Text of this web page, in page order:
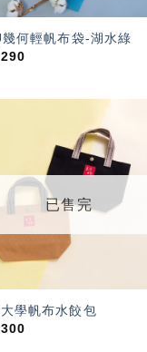
幾何輕帆布袋-湖水綠
290
「願
望輕
已售完
學帆布水餃包
300